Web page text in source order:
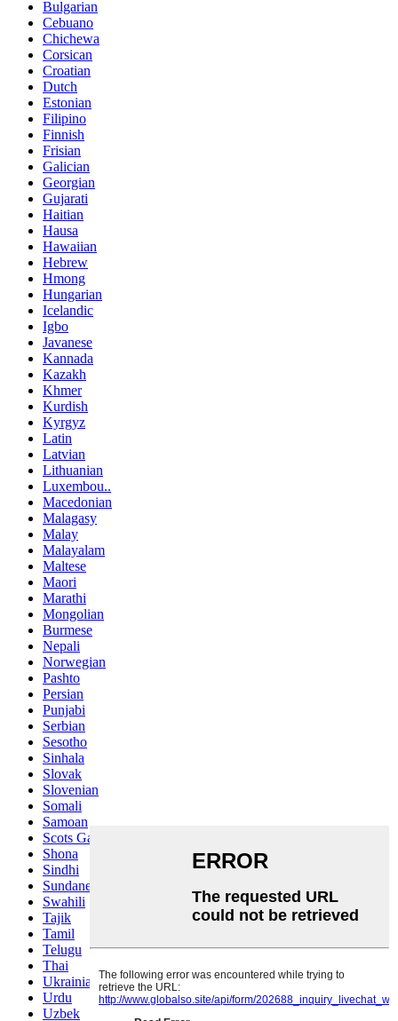
Bulgarian
Cebuano
Chichewa
Corsican
Croatian
Dutch
Estonian
Filipino
Finnish
Frisian
Galician
Georgian
Gujarati
Haitian
Hausa
Hawaiian
Hebrew
Hmong
Hungarian
Icelandic
Igbo
Javanese
Kannada
Kazakh
Khmer
Kurdish
Kyrgyz
Latin
Latvian
Lithuanian
Luxembou..
Macedonian
Malagasy
Malay
Malayalam
Maltese
Maori
Marathi
Mongolian
Burmese
Nepali
Norwegian
Pashto
Persian
Punjabi
Serbian
Sesotho
Sinhala
Slovak
Slovenian
Somali
Samoan
Scots Gaelic
Shona
Sindhi
Sundanese
Swahili
Tajik
Tamil
Telugu
Thai
Ukrainian
Urdu
Uzbek